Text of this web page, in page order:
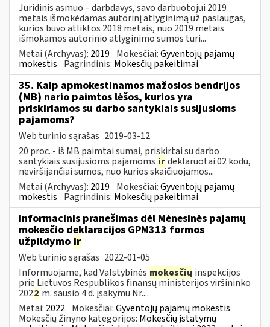
Juridinis asmuo – darbdavys, savo darbuotojui 2019
metais išmokėdamas autorinį atlyginimą už paslaugas,
kurios buvo atliktos 2018 metais, nuo 2019 metais
išmokamos autorinio atlyginimo sumos turi...
Metai (Archyvas): 2019 Mokesčiai:Gyventojų pajamų
mokestis Pagrindinis: Mokesčių pakeitimai
35. Kaip apmokestinamos mažosios bendrijos
(MB) nario paimtos lėšos, kurios yra
priskiriamos su darbo santykiais susijusioms
pajamoms?
Web turinio sąrašas 2019-03-12
20 proc. - iš MB paimtai sumai, priskirtai su darbo
santykiais susijusioms pajamoms irdeklaruotai 02 kodu,
neviršijančiai sumos, nuo kurios skaičiuojamos...
Metai (Archyvas): 2019 Mokesčiai:Gyventojų pajamų
mokestis Pagrindinis: Mokesčių pakeitimai
Informacinis pranešimas dėl Mėnesinės pajamų
mokesčio deklaracijos GPM313 formos
užpildymo ir
Web turinio sąrašas 2022-01-05
Informuojame, kad Valstybinės mokesčių inspekcijos
prie Lietuvos Respublikos finansų ministerijos viršininko
2022 m. sausio 4 d. įsakymu Nr....
Metai: 2022 Mokesčiai:Gyventojų pajamų mokestis
Mokesčių žinyno kategorijos: Mokesčių įstatymų